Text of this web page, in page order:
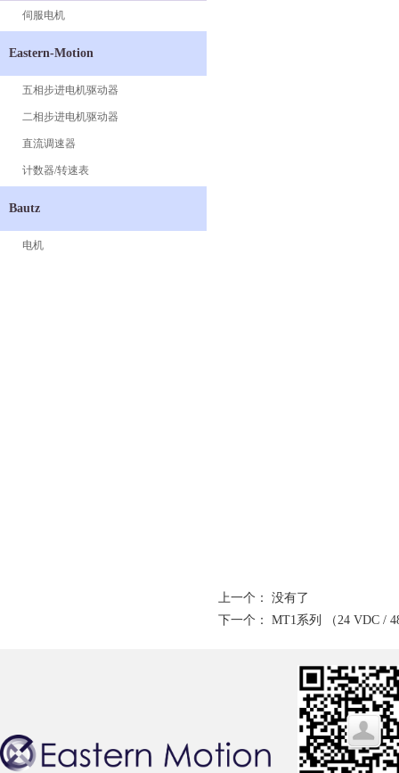
上一个： 没有了
下一个： MT1系列 （24 VDC /
伺服电机
Eastern-Motion
五相步进电机驱动器
二相步进电机驱动器
直流调速器
计数器/转速表
Bautz
电机